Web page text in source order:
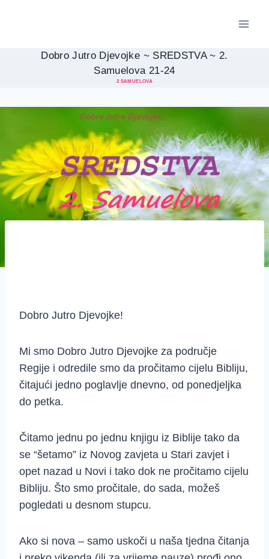
Dobro Jutro Djevojke ~ SREDSTVA ~ 2.
Samuelova 21-24
2 SAMUELOVA
Dobro Jutro Djevojke!
Mi smo Dobro Jutro Djevojke za područje
Regije i odredile smo da pročitamo cijelu Bibliju,
čitajući jedno poglavlje dnevno, od ponedjeljka
do petka.
Čitamo jednu po jednu knjigu iz Biblije tako da
se “šetamo” iz Novog zavjeta u Stari zavjet i
opet nazad u Novi i tako dok ne pročitamo cijelu
Bibliju. Što smo pročitale, do sada, možeš
pogledati u desnom stupcu.
Ako si nova – samo uskoči u naša tjedna čitanja